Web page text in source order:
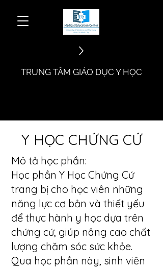
​TRUNG TÂM GIÁO DỤC Y HỌC
​Y HỌC CHỨNG CỨ
Mô tả học phần:
Học phần Y Học Chứng Cứ
trang bị cho học viên những
năng lực cơ bản và thiết yếu
để thực hành y học dựa trên
chứng cứ, giúp nâng cao chất
lượng chăm sóc sức khỏe.
Qua học phần này, sinh viên